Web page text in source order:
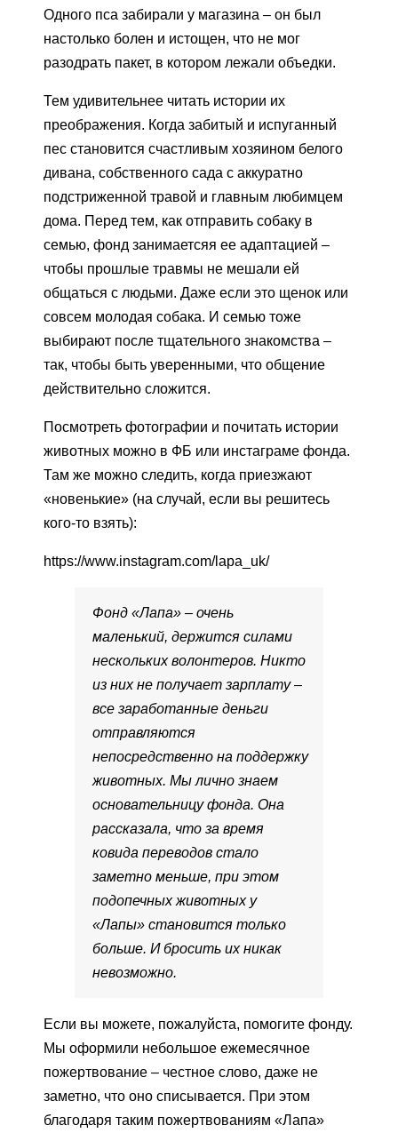
Одного пса забирали у магазина – он был
настолько болен и истощен, что не мог
разодрать пакет, в котором лежали объедки.
Тем удивительнее читать истории их
преображения. Когда забитый и испуганный
пес становится счастливым хозяином белого
дивана, собственного сада с аккуратно
подстриженной травой и главным любимцем
дома. Перед тем, как отправить собаку в
семью, фонд занимаетсяя ее адаптацией –
чтобы прошлые травмы не мешали ей
общаться с людьми. Даже если это щенок или
совсем молодая собака. И семью тоже
выбирают после тщательного знакомства –
так, чтобы быть уверенными, что общение
действительно сложится.
Посмотреть фотографии и почитать истории
животных можно в ФБ или инстаграме фонда.
Там же можно следить, когда приезжают
«новенькие» (на случай, если вы решитесь
кого-то взять):
https://www.instagram.com/lapa_uk/
Фонд «Лапа» – очень
маленький, держится силами
нескольких волонтеров. Никто
из них не получает зарплату –
все заработанные деньги
отправляются
непосредственно на поддержку
животных. Мы лично знаем
основательницу фонда. Она
рассказала, что за время
ковида переводов стало
заметно меньше, при этом
подопечных животных у
«Лапы» становится только
больше. И бросить их никак
невозможно.
Если вы можете, пожалуйста, помогите фонду.
Мы оформили небольшое ежемесячное
пожертвование – честное слово, даже не
заметно, что оно списывается. При этом
благодаря таким пожертвованиям «Лапа»